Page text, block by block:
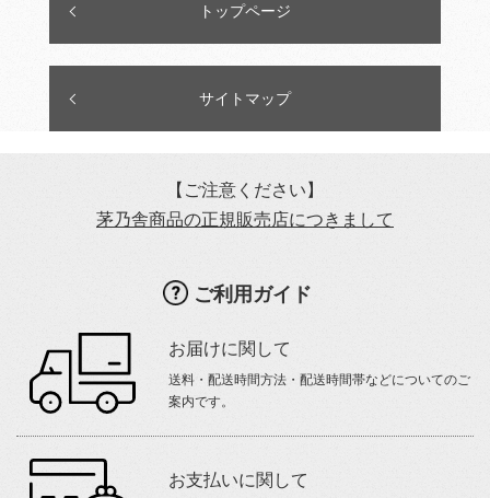
トップページ
サイトマップ
【ご注意ください】
茅乃舎商品の正規販売店につきまして
ご利用ガイド
お届けに関して
送料・配送時間方法・配送時間帯などについてのご
案内です。
お支払いに関して